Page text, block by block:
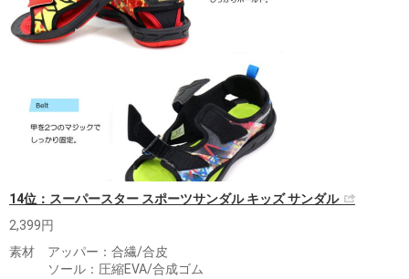
14位：スーパースター スポーツサンダル キッズ サンダル
2,399円
素材 アッパー：合繊/合皮
ソール：圧縮EVA/合成ゴム